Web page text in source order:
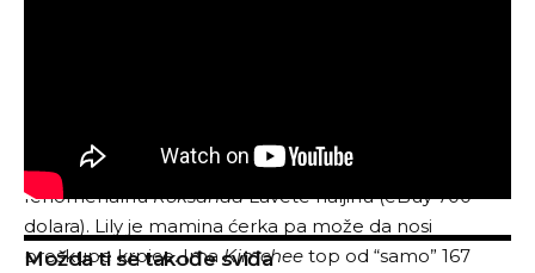
kako se ljubi na stepenicama sa baletanom, i nosi
fenomenalnuRoksandaLavete haljinu (eBuy 700
dolara). Lily je mamina ćerka pa može da nosi
preskupe krpice. ImaKimchee top od “samo” 167
Možda ti se takođe sviđa